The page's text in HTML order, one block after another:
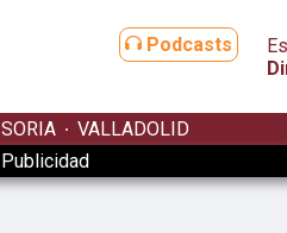
Podcasts
SORIA
VALLADOLID
Publicidad